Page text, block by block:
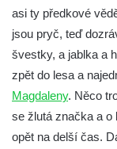
asi ty předkové
jsou pryč, teď
švestky, a jablka a
zpět do lesa a
Magdaleny. Něco
se žlutá značka a
opět na delší čas.